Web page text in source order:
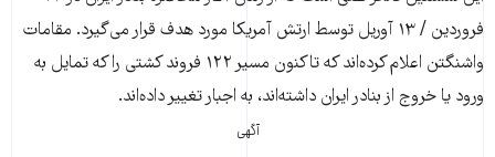
فروردین / ۱۳ آوریل توسط ارتش آمریکا مورد هدف قرار می‌گیرد. مقامات
واشنگتن اعلام کرده‌اند که تاکنون مسیر ۱۲۲ فروند کشتی را که تمایل به
ورود یا خروج از بنادر ایران داشته‌اند، به اجبار تغییر داده‌اند.
آگهی